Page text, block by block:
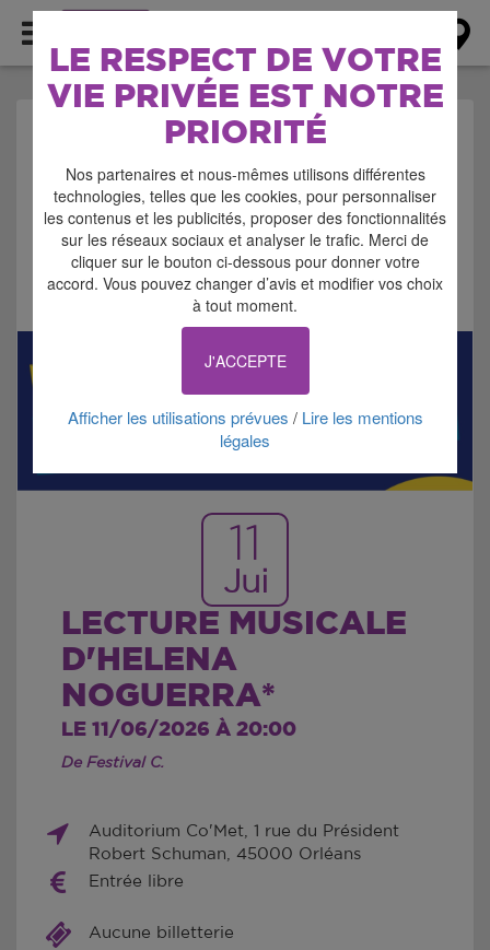
LE RESPECT DE VOTRE
VIE PRIVÉE EST NOTRE
PRIORITÉ
Nos partenaires et nous-mêmes utilisons différentes
technologies, telles que les cookies, pour personnaliser
les contenus et les publicités, proposer des fonctionnalités
sur les réseaux sociaux et analyser le trafic. Merci de
cliquer sur le bouton ci-dessous pour donner votre
accord. Vous pouvez changer d’avis et modifier vos choix
à tout moment.
J'ACCEPTE
Afficher les utilisations prévues / Lire les mentions
légales
AGENDA > FESTIVAL
Signaler cette annonce
11
Jui
LECTURE MUSICALE
D'HELENA
NOGUERRA*
LE 11/06/2026 À 20:00
De Festival C.
Auditorium Co'Met, 1 rue du Président
Robert Schuman, 45000 Orléans
Entrée libre
Aucune billetterie